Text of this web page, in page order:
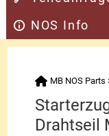
NOS Info
MB NOS Parts
Drahtseil